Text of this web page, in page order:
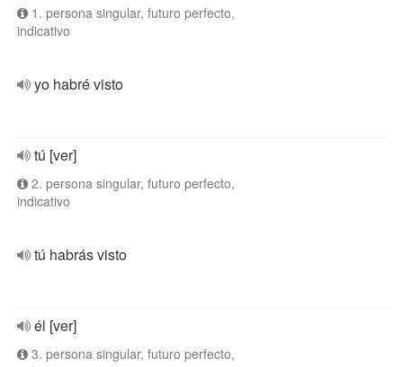
1. persona singular, futuro perfecto,
indicativo
yo habré visto
tú [ver]
2. persona singular, futuro perfecto,
indicativo
tú habrás visto
él [ver]
3. persona singular, futuro perfecto,